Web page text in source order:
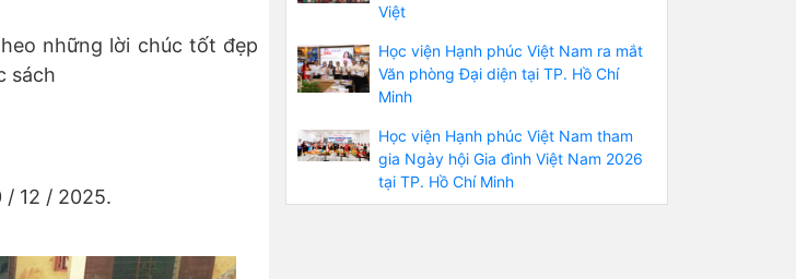
những lời chúc tốt đẹp
sách
12 / 2025.
Việt
Học viện Hạnh phúc Việt Nam ra mắt
Văn phòng Đại diện tại TP. Hồ Chí
Minh
Học viện Hạnh phúc Việt Nam tham
gia Ngày hội Gia đình Việt Nam 2026
tại TP. Hồ Chí Minh